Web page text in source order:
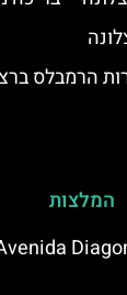
הרמבלס
המלצות